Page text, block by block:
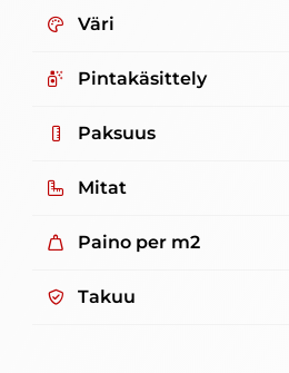
Väri
Pintakäsittely
Paksuus
Mitat
Paino per m2
Takuu